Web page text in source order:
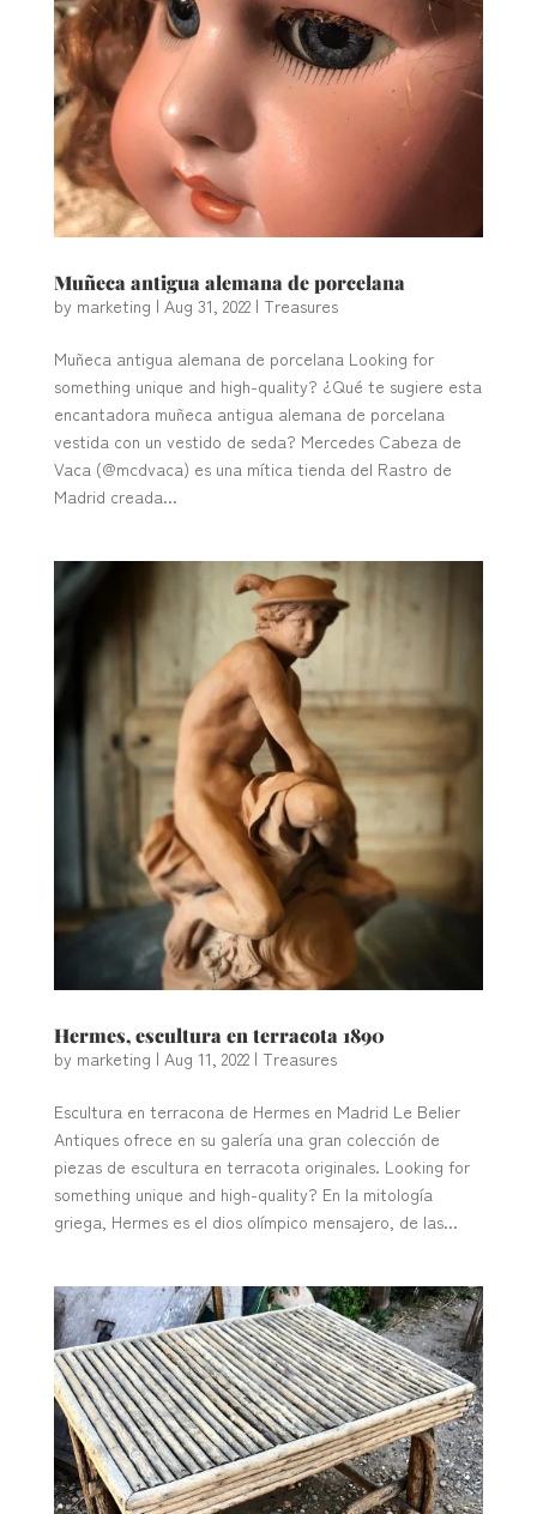
Muñeca antigua alemana de porcelana
by marketing | Aug 31, 2022| Treasures
Muñeca antigua alemana de porcelana Looking for
something unique and high-quality? ¿Qué te sugiere esta
encantadora muñeca antigua alemana de porcelana
vestida con un vestido de seda? Mercedes Cabeza de
Vaca (@mcdvaca) es una mítica tienda del Rastro de
Madrid creada...
Hermes, escultura en terracota 1890
by marketing | Aug 11, 2022| Treasures
Escultura en terracona de Hermes en Madrid Le Belier
Antiques ofrece en su galería una gran colección de
piezas de escultura en terracota originales. Looking for
something unique and high-quality? En la mitología
griega, Hermes es el dios olímpico mensajero, de las...